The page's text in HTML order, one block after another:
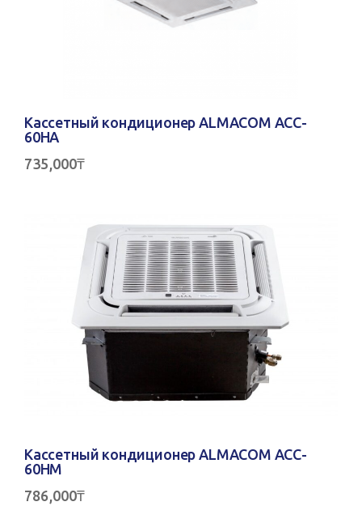
Кассетный кондиционер ALMACOM ACC-
60HA
735,000₸
Кассетный кондиционер ALMACOM ACC-
60HM
786,000₸